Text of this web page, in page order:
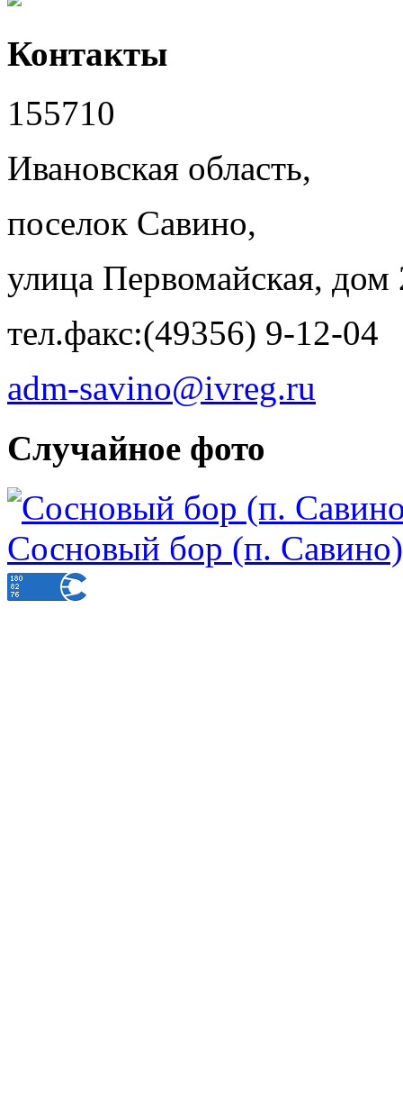
Контакты
155710
Ивановская область,
поселок Савино,
улица Первомайская, дом
тел.факс:(49356) 9-12-04
adm-savino@ivreg.ru
Случайное фото
Сосновый бор (п. Савино)